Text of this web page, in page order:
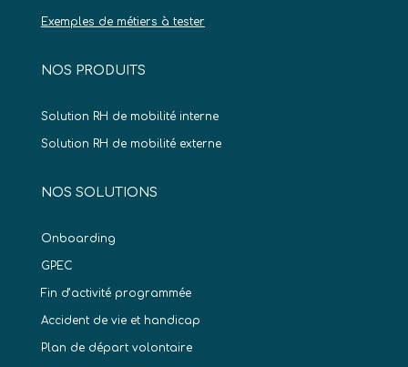
Exemples de métiers à tester
NOS PRODUITS
Solution RH de mobilité interne
Solution RH de mobilité externe
NOS SOLUTIONS
Onboarding
GPEC
Fin d’activité programmée
Accident de vie et handicap
Plan de départ volontaire